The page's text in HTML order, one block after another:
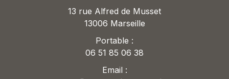
13 rue Alfred de Musset
13006 Marseille
Portable :
06 51 85 06 38
Email :